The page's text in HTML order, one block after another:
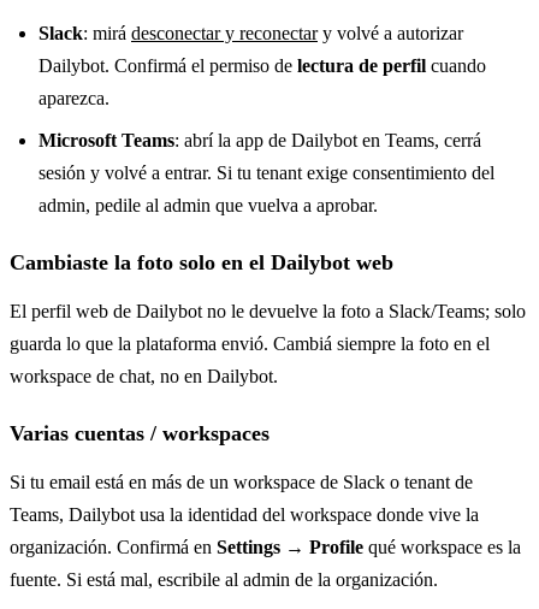
Slack: mirá desconectar y reconectary volvé a autorizar
Dailybot. Confirmá el permiso de lectura de perfil cuando
aparezca.
Microsoft Teams: abrí la app de Dailybot en Teams, cerrá
sesión y volvé a entrar. Si tu tenant exige consentimiento del
admin, pedile al admin que vuelva a aprobar.
Cambiaste la foto solo en el Dailybot web
El perfil web de Dailybot no le devuelve la foto a Slack/Teams; solo
guarda lo que la plataforma envió. Cambiá siempre la foto en el
workspace de chat, no en Dailybot.
Varias cuentas / workspaces
Si tu email está en más de un workspace de Slack o tenant de
Teams, Dailybot usa la identidad del workspace donde vive la
organización. Confirmá en Settings → Profile qué workspace es la
fuente. Si está mal, escribile al admin de la organización.